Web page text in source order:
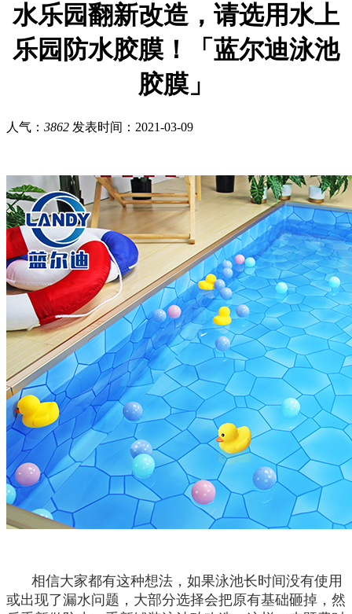
水乐园翻新改造，请选用水上
乐园防水胶膜！「蓝尔迪泳池
胶膜」
人气： 3862 发表时间： 2021-03-09
相信大家都有这种想法，如果泳池长时间没有使用
或出现了漏水问题，大部分选择会把原有基础砸掉，然